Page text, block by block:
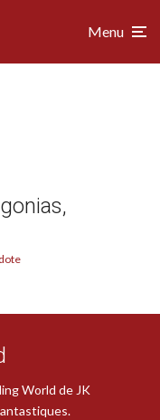
Menu
World de JK